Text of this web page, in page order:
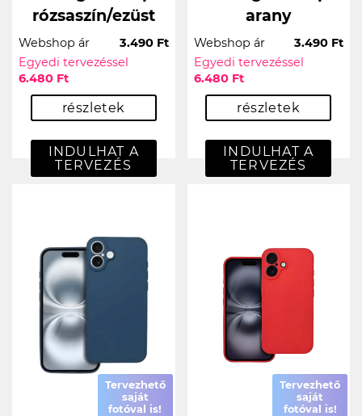
rózsaszín/ezüst
Webshop ár
3.490 Ft
Egyedi tervezéssel
6.480 Ft
részletek
INDULHAT A
TERVEZÉS
arany
Webshop ár
3.490 Ft
Egyedi tervezéssel
6.480 Ft
részletek
INDULHAT A
TERVEZÉS
Tervezhető
saját
fotóval is!
Tervezhető
saját
fotóval is!